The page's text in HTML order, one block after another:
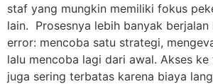
staf yang mungkin memiliki fokus
lain. Prosesnya lebih banyak
error: mencoba satu strategi,
lalu mencoba lagi dari awal. Akses
juga sering terbatas karena biaya